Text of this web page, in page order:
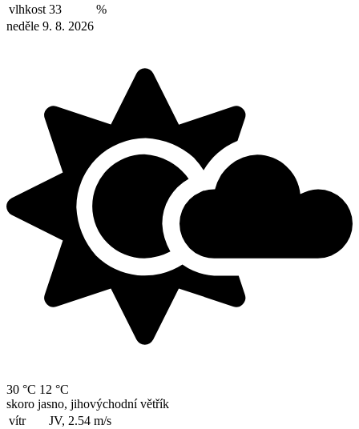
vlhkost 33
%
neděle 9. 8. 2026
30 °C 12 °C
skoro jasno, jihovýchodní větřík
vítr
JV, 2.54 m/s